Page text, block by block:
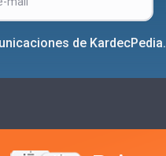
de KardecPedia.